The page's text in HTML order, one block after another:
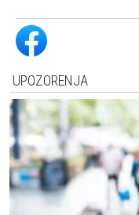
UPOZORENJA